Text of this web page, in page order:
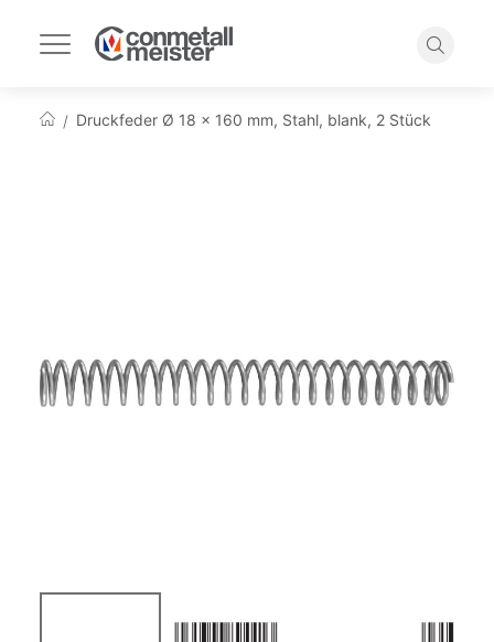
Navigation
umschalten
Suche
StartseiteDruckfeder Ø 18 x 160 mm, Stahl, blank, 2 Stück